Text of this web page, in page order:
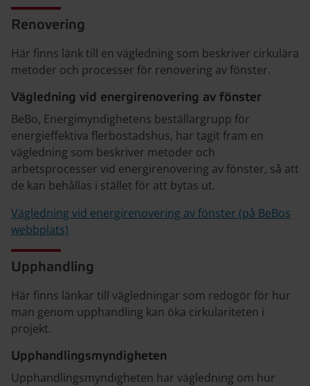
Renovering
Här finns länk till en vägledning som beskriver cirkulära
metoder och processer för renovering av fönster.
Vägledning vid energirenovering av fönster
BeBo, Energimyndighetens beställargrupp för
energieffektiva flerbostadshus, har tagit fram en
vägledning som beskriver metoder och
arbetsprocesser vid energirenovering av fönster, så att
de kan behållas i stället för att bytas ut.
Vägledning vid energirenovering av fönster (på BeBos
webbplats)
Upphandling
Här finns länkar till vägledningar som redogör för hur
man genom upphandling kan öka cirkulariteten i
projekt.
Upphandlingsmyndigheten
Upphandlingsmyndigheten har vägledning om hur